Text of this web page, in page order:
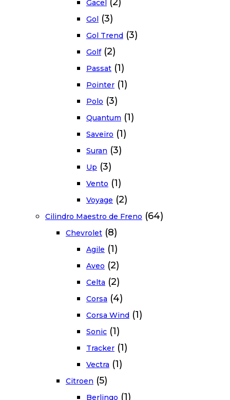
Gacel
Gol (3)
Gol Trend (3)
Golf (2)
Passat (1)
Pointer (1)
Polo (3)
Quantum (1)
Saveiro (1)
Suran (3)
Up (3)
Vento (1)
Voyage (2)
Cilindro Maestro de Freno (64)
Chevrolet (8)
Agile (1)
Aveo (2)
Celta (2)
Corsa (4)
Corsa Wind (1)
Sonic (1)
Tracker (1)
Vectra (1)
Citroen (5)
Berlingo (1)